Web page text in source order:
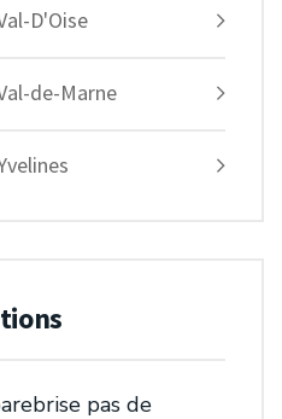
D'Oise
de-Marne
pas de